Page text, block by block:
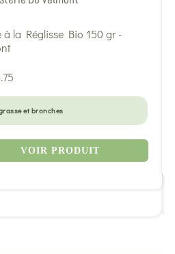
et bronches
VOIR PRODUIT